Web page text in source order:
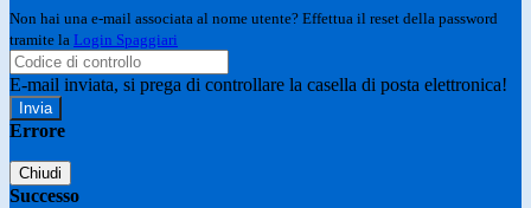
Non hai una e-mail associata al nome utente? Effettua il reset della password
tramite la Login Spaggiari
E-mail inviata, si prega di controllare la casella di posta elettronica!
Errore
Chiudi
Successo